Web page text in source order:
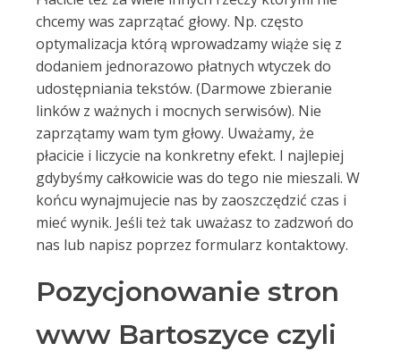
chcemy was zaprzątać głowy. Np. często
optymalizacja którą wprowadzamy wiąże się z
dodaniem jednorazowo płatnych wtyczek do
udostępniania tekstów. (Darmowe zbieranie
linków z ważnych i mocnych serwisów). Nie
zaprzątamy wam tym głowy. Uważamy, że
płacicie i liczycie na konkretny efekt. I najlepiej
gdybyśmy całkowicie was do tego nie mieszali. W
końcu wynajmujecie nas by zaoszczędzić czas i
mieć wynik. Jeśli też tak uważasz to zadzwoń do
nas lub napisz poprzez formularz kontaktowy.
Pozycjonowanie stron
www Bartoszyce czyli